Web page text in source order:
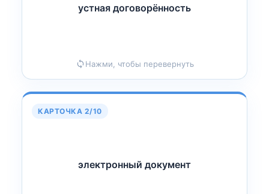
устная договорённость
Нажми, чтобы перевернуть
устная договор
Ё
нность
КАРТОЧКА 2/10
электронный документ
электронный докум
Е
нт